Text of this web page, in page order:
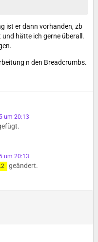
ist er dann vorhanden, zb
hätte ich gerne überall.
n den Breadcrumbs.
um 20:13
um 20:13
geändert.